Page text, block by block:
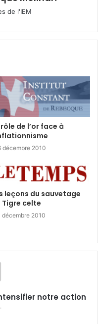
de l'IEM
rôle de l’or face à
décembre 2010
leçons du sauvetage
Tigre celte
décembre 2010
notre action